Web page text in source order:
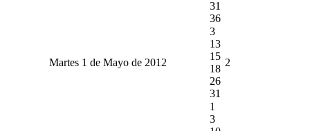
31
36
Martes 1 de Mayo de 2012
3
13
15
18
26
31
2
1
3